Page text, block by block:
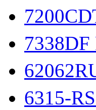
6315-